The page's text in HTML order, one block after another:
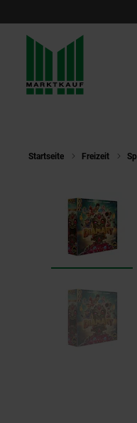
Startseite Freizeit